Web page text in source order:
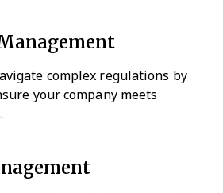
complex regulations by
your company meets